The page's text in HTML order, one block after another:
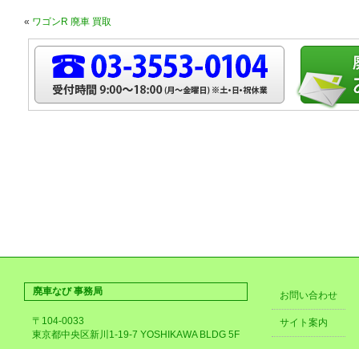
« ワゴンR 廃車 買取
廃車なび 事務局
〒104-0033
東京都中央区新川1-19-7 YOSHIKAWA BLDG 5F
お問い合わせ
サイト案内